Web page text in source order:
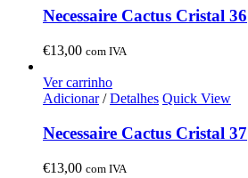
Necessaire Cactus Cristal 36
€13,00 com IVA
Ver carrinho
Adicionar/ Detalhes Quick View
Necessaire Cactus Cristal 37
€13,00 com IVA